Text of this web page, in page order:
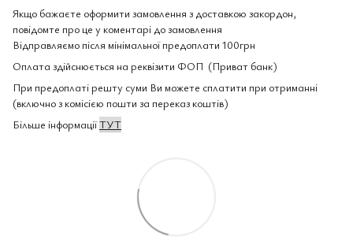
Якщо бажаєте оформити замовлення з доставкою закордон,
повідомте про це у коментарі до замовлення
Відправляємо після мінімальної предоплати 100грн
Оплата здійснюється на реквізити ФОП (Приват банк)
При предоплаті решту суми Ви можете сплатити при отриманні
(включно з комісією пошти за переказ коштів)
Більше інформаціїТУТ